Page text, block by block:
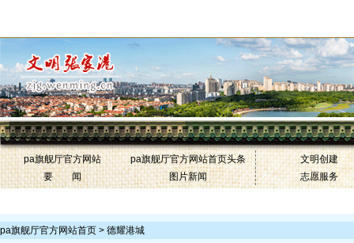
pa旗舰厅官方网站
pa旗舰厅官方网站首页头条
要 闻
图片新闻
文明创建
志愿服务
pa旗舰厅官方网站首页 > 德耀港城